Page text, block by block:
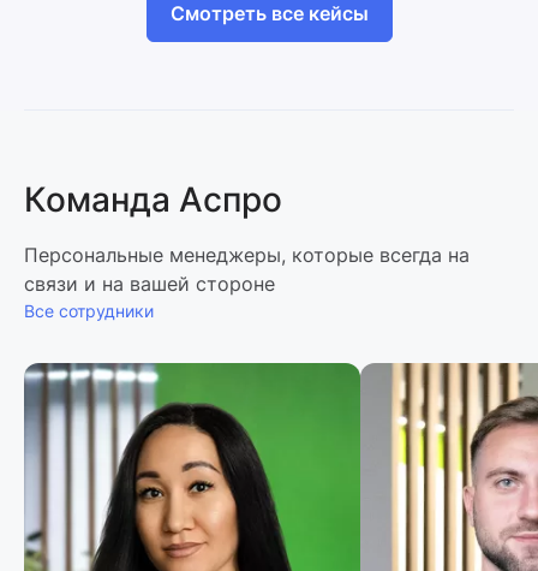
Смотреть все кейсы
Команда Аспро
Персональные менеджеры, которые всегда на
связи и на вашей стороне
Все сотрудники